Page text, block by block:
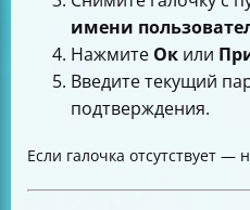
имени
Нажмите Ок или
Введите текущий
подтверждения.
Если галочка отсутствует —